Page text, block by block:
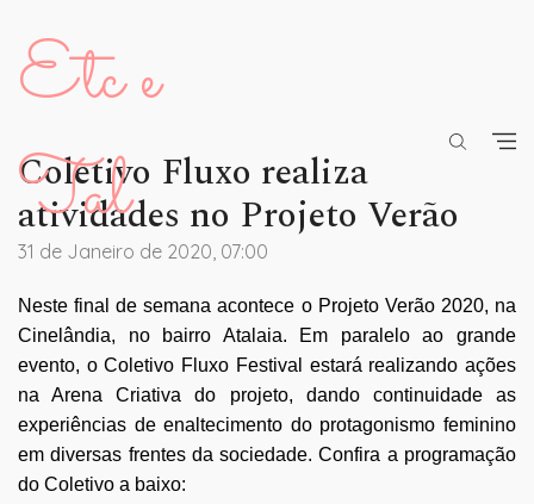
Etc e
Tal
Coletivo Fluxo realiza
atividades no Projeto Verão
31 de Janeiro de 2020, 07:00
Neste final de semana acontece o Projeto Verão 2020, na
Cinelândia, no bairro Atalaia. Em paralelo ao grande
evento, o Coletivo Fluxo Festival estará realizando ações
na Arena Criativa do projeto, dando continuidade as
experiências de enaltecimento do protagonismo feminino
em diversas frentes da sociedade. Confira a programação
do Coletivo a baixo: